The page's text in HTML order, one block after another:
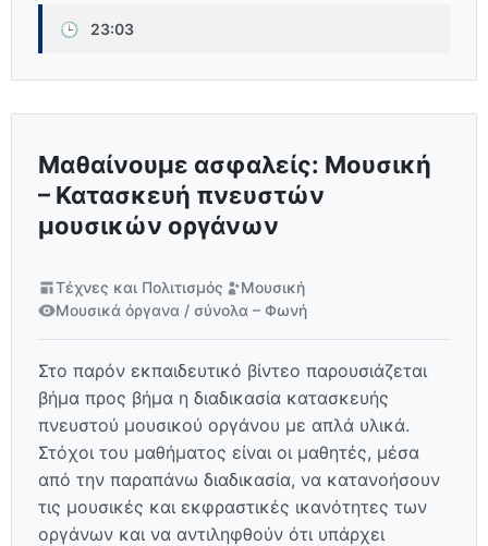
🕒 23:03
Μαθαίνουμε ασφαλείς: Μουσική
– Κατασκευή πνευστών
μουσικών οργάνων
Τέχνες και Πολιτισμός
Μουσική
Μουσικά όργανα / σύνολα – Φωνή
Στο παρόν εκπαιδευτικό βίντεο παρουσιάζεται
βήμα προς βήμα η διαδικασία κατασκευής
πνευστού μουσικού οργάνου με απλά υλικά.
Στόχοι του μαθήματος είναι οι μαθητές, μέσα
από την παραπάνω διαδικασία, να κατανοήσουν
τις μουσικές και εκφραστικές ικανότητες των
οργάνων και να αντιληφθούν ότι υπάρχει